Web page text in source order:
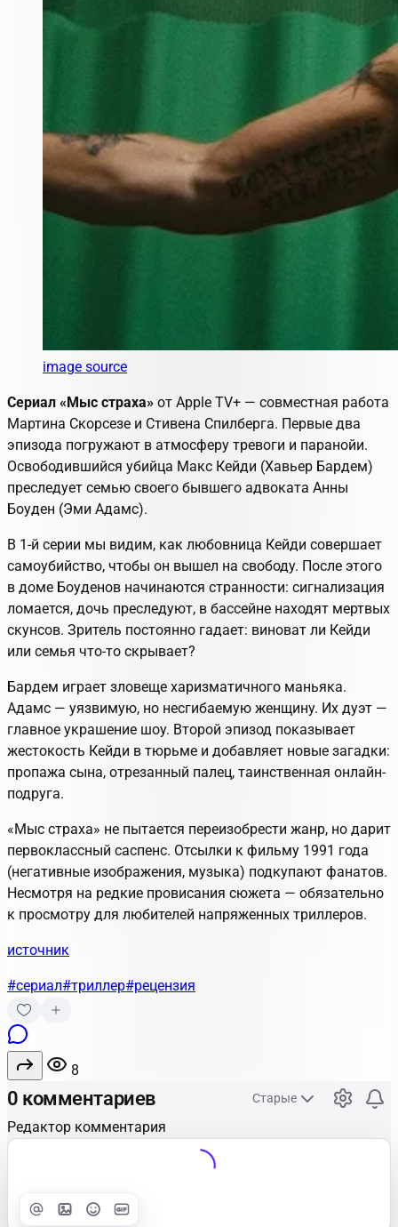
image source
Сериал «Мыс страха» от Apple TV+ — совместная работа
Мартина Скорсезе и Стивена Спилберга. Первые два
эпизода погружают в атмосферу тревоги и паранойи.
Освободившийся убийца Макс Кейди (Хавьер Бардем)
преследует семью своего бывшего адвоката Анны
Боуден (Эми Адамс).
В 1-й серии мы видим, как любовница Кейди совершает
самоубийство, чтобы он вышел на свободу. После этого
в доме Боуденов начинаются странности: сигнализация
ломается, дочь преследуют, в бассейне находят мертвых
скунсов. Зритель постоянно гадает: виноват ли Кейди
или семья что-то скрывает?
Бардем играет зловеще харизматичного маньяка.
Адамс — уязвимую, но несгибаемую женщину. Их дуэт —
главное украшение шоу. Второй эпизод показывает
жестокость Кейди в тюрьме и добавляет новые загадки:
пропажа сына, отрезанный палец, таинственная онлайн-
подруга.
«Мыс страха» не пытается переизобрести жанр, но дарит
первоклассный саспенс. Отсылки к фильму 1991 года
(негативные изображения, музыка) подкупают фанатов.
Несмотря на редкие провисания сюжета — обязательно
к просмотру для любителей напряженных триллеров.
источник
#сериал#триллер#рецензия
8
0 комментариев Старые
Редактор комментария
Улучшить